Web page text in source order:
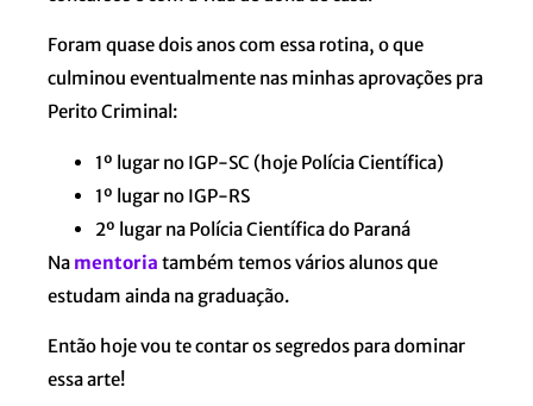
Foram quase dois anos com essa rotina, o que
culminou eventualmente nas minhas aprovações pra
Perito Criminal:
1º lugar no IGP-SC (hoje Polícia Científica)
1º lugar no IGP-RS
2º lugar na Polícia Científica do Paraná
Na mentoria também temos vários alunos que
estudam ainda na graduação.
Então hoje vou te contar os segredos para dominar
essa arte!